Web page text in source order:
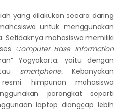
yang dilakukan secara daring
untuk menggunakan
Setidaknya mahasiswa memiliki
Computer Base Information
Yogyakarta, yaitu dengan
smartphone. Kebanyakan
himpunan mahasiswa
perangkat seperti
laptop dianggap lebih